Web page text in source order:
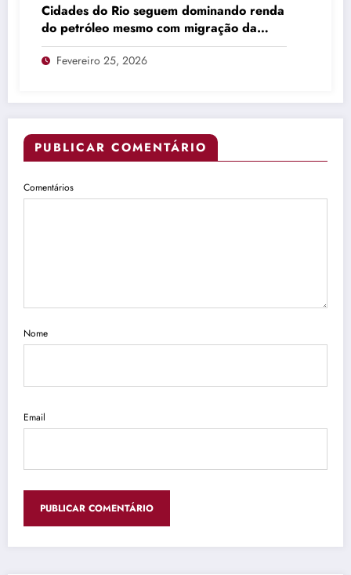
Cidades do Rio seguem dominando renda
do petróleo mesmo com migração da
produção
Fevereiro 25, 2026
PUBLICAR COMENTÁRIO
Comentários
Nome
Email